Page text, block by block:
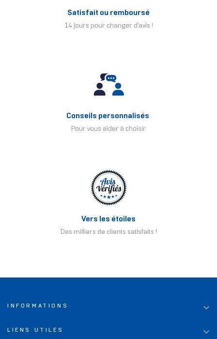
Satisfait ou remboursé
14 jours pour changer d'avis !
Conseils personnalisés
Pour vous aider à choisir
Vers les étoiles
Des milliers de clients satisfaits !
INFORMATIONS 
LIENS UTILES 